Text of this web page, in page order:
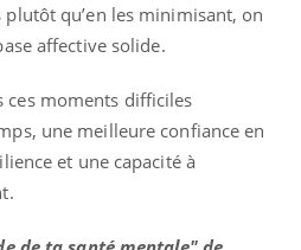
qu’en les minimisant, on
affective solide.
ces moments difficiles
une meilleure confiance en
et une capacité à